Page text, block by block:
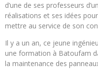
d’une de ses professeurs
réalisations et ses idées
mettre au service de son
Il y a un an, ce jeune
une formation à Batoufam
la maintenance des